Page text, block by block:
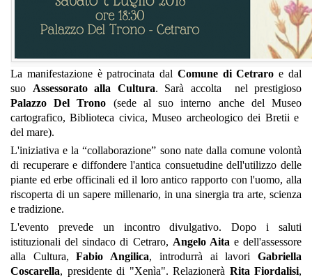
La manifestazione è patrocinata dal Comune di Cetraro e dal
suo Assessorato alla Cultura. Sarà accolta
nel prestigioso
Palazzo Del Trono (sede al suo interno anche del Museo
cartografico, Biblioteca civica, Museo archeologico dei Bretii e
del mare).
L'iniziativa e la “collaborazione” sono nate dalla comune volontà
di recuperare e diffondere l'antica consuetudine dell'utilizzo delle
piante ed erbe officinali ed il loro antico rapporto con l'uomo, alla
riscoperta di un sapere millenario, in una sinergia tra arte, scienza
e tradizione.
L'evento prevede un incontro divulgativo. Dopo i saluti
istituzionali del sindaco di Cetraro, Angelo Aita e dell'assessore
alla Cultura,Fabio Angilica, introdurrà ai lavoriGabriella
Coscarella, presidente di "Xenìa". Relazionerà Rita Fiordalisi,